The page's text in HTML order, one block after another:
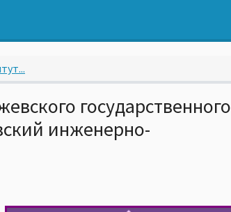
государственного
инженерно-